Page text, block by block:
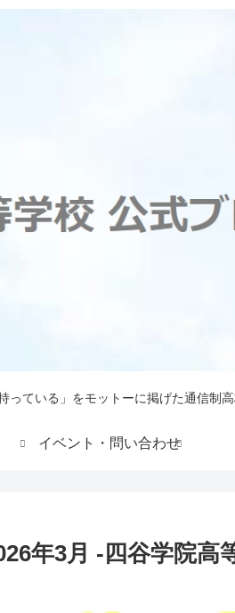
ている」をモットーに掲げた通信制
イベント・問い合わせ
年3月 -四谷学院高